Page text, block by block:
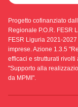
Progetto cofinanziato
Regionale P.O.R. FESR
FESR Liguria 2021-
imprese. Azione 1.3.5
efficaci e strutturati
"Supporto alla
da MPMI".